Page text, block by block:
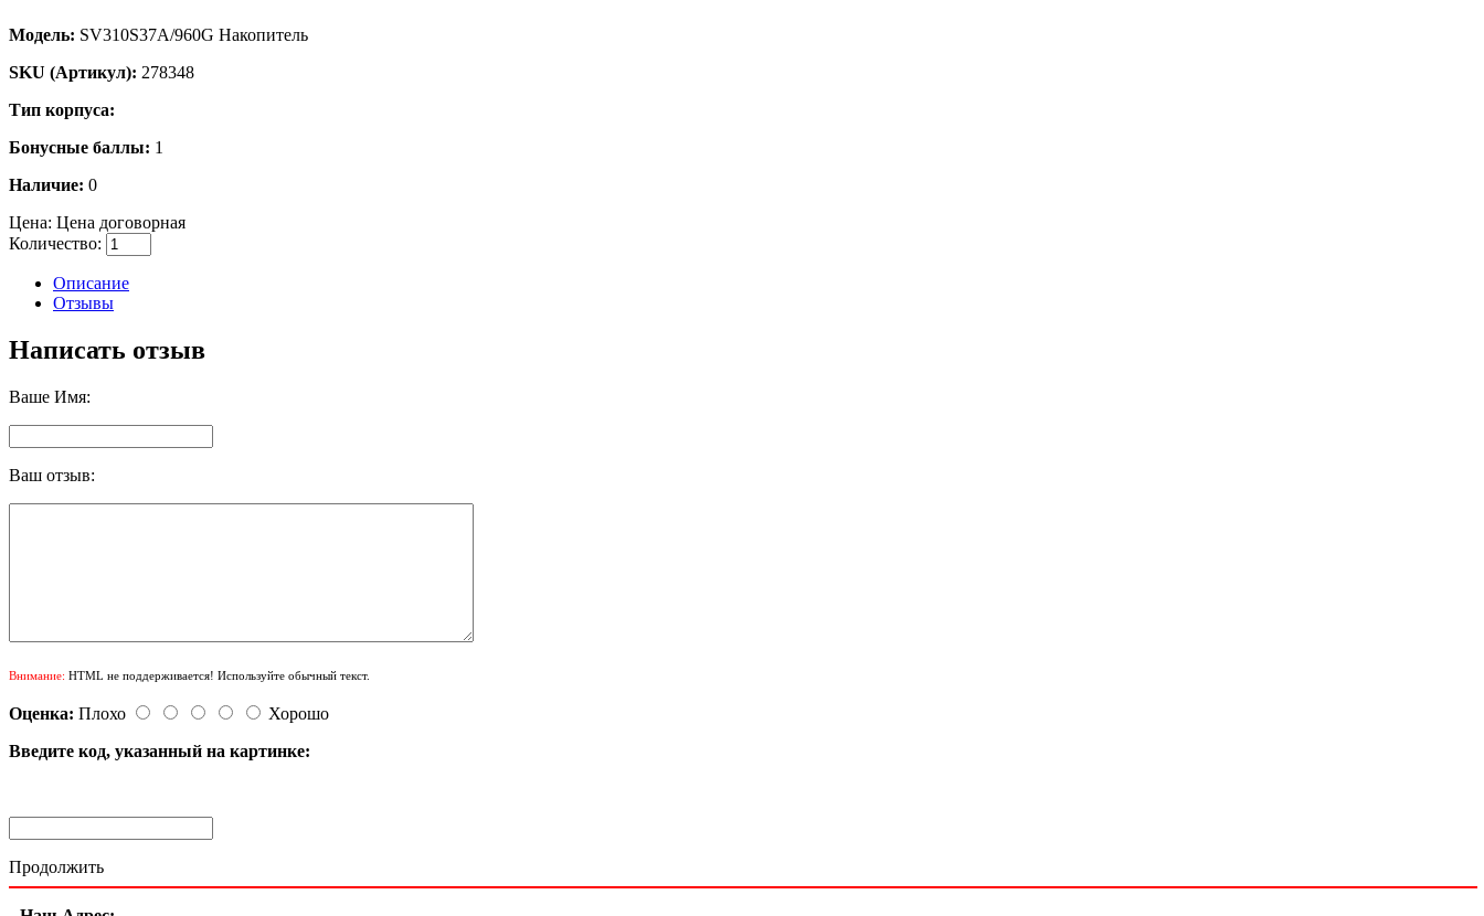
Модель: SV310S37A/960G Накопитель
SKU (Артикул): 278348
Тип корпуса:
Бонусные баллы: 1
Наличие: 0
Цена: Цена договорная
Количество:
Описание
Отзывы
Написать отзыв
Ваше Имя:
Ваш отзыв:
Внимание: HTML не поддерживается! Используйте обычный текст.
Оценка: Плохо
Хорошо
Введите код, указанный на картинке:
Продолжить